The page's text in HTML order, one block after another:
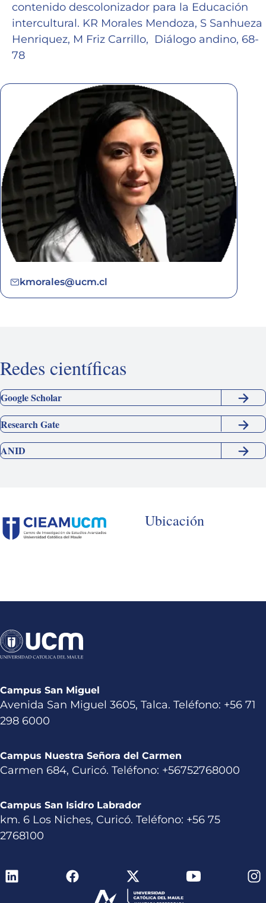
contenido descolonizador para la Educación
intercultural. KR Morales Mendoza, S Sanhueza
Henriquez, M Friz Carrillo, Diálogo andino, 68-
78
kmorales@ucm.cl
Redes científicas
Google Scholar
Research Gate
ANID
Ubicación
Campus San Miguel
Avenida San Miguel 3605, Talca. Teléfono: +56 71
298 6000
Campus Nuestra Señora del Carmen
Carmen 684, Curicó. Teléfono: +56752768000
Campus San Isidro Labrador
km. 6 Los Niches, Curicó. Teléfono: +56 75
2768100